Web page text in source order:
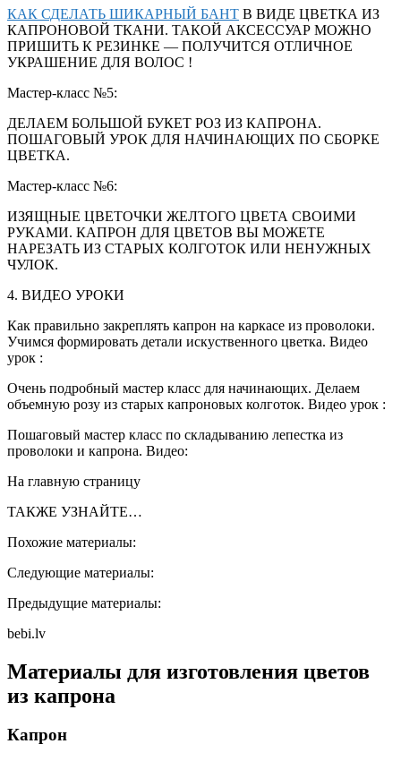
КАК СДЕЛАТЬ ШИКАРНЫЙ БАНТ В ВИДЕ ЦВЕТКА ИЗ
КАПРОНОВОЙ ТКАНИ. ТАКОЙ АКСЕССУАР МОЖНО
ПРИШИТЬ К РЕЗИНКЕ — ПОЛУЧИТСЯ ОТЛИЧНОЕ
УКРАШЕНИЕ ДЛЯ ВОЛОС !
Мастер-класс №5:
ДЕЛАЕМ БОЛЬШОЙ БУКЕТ РОЗ ИЗ КАПРОНА.
ПОШАГОВЫЙ УРОК ДЛЯ НАЧИНАЮЩИХ ПО СБОРКЕ
ЦВЕТКА.
Мастер-класс №6:
ИЗЯЩНЫЕ ЦВЕТОЧКИ ЖЕЛТОГО ЦВЕТА СВОИМИ
РУКАМИ. КАПРОН ДЛЯ ЦВЕТОВ ВЫ МОЖЕТЕ
НАРЕЗАТЬ ИЗ СТАРЫХ КОЛГОТОК ИЛИ НЕНУЖНЫХ
ЧУЛОК.
4. ВИДЕО УРОКИ
Как правильно закреплять капрон на каркасе из проволоки.
Учимся формировать детали искуственного цветка. Видео
урок :
Очень подробный мастер класс для начинающих. Делаем
объемную розу из старых капроновых колготок. Видео урок :
Пошаговый мастер класс по складыванию лепестка из
проволоки и капрона. Видео:
На главную страницу
ТАКЖЕ УЗНАЙТЕ…
Похожие материалы:
Следующие материалы:
Предыдущие материалы:
bebi.lv
Материалы для изготовления цветов
из капрона
Капрон